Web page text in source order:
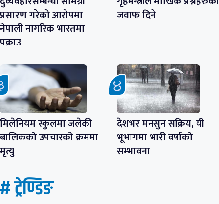
प्रसारण गरेको आरोपमा
नेपाली नागरिक भारतमा
पक्राउ
जवाफ दिने
मिलेनियम स्कुलमा जलेकी
बालिकको उपचारको क्रममा
मृत्यु
देशभर मनसुन सक्रिय, यी
भूभागमा भारी वर्षाको
सम्भावना
# ट्रेण्डिङ